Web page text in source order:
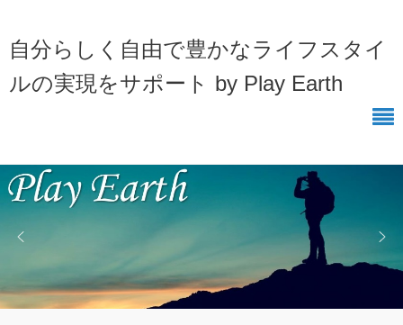
自分らしく自由で豊かなライフスタイ
ルの実現をサポート by Play Earth